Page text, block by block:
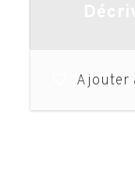
Ajouter